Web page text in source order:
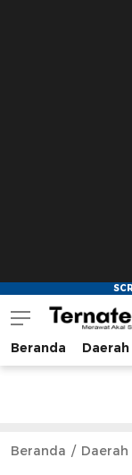
TernatePost.id
merawat
Beranda Daerah
Beranda Daerah